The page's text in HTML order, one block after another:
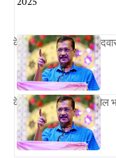
केजरीवाल ने बीजेपी
केजरीवाल बोले पानी के